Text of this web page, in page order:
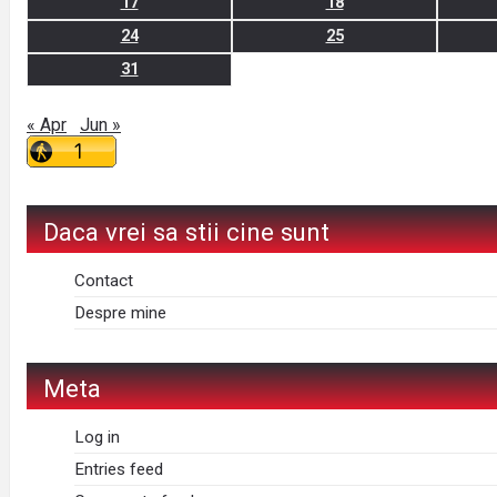
24
25
31
« Apr Jun »
Daca vrei sa stii cine sunt
Contact
Despre mine
Meta
Log in
Entries feed